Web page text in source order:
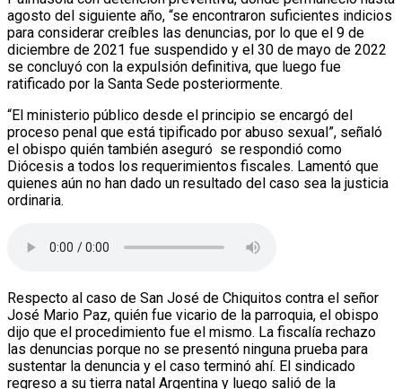
agosto del siguiente año, “se encontraron suficientes indicios
para considerar creíbles las denuncias, por lo que el 9 de
diciembre de 2021 fue suspendido y el 30 de mayo de 2022
se concluyó con la expulsión definitiva, que luego fue
ratificado por la Santa Sede posteriormente.
“El ministerio público desde el principio se encargó del
proceso penal que está tipificado por abuso sexual”, señaló
el obispo quién también aseguró se respondió como
Diócesis a todos los requerimientos fiscales. Lamentó que
quienes aún no han dado un resultado del caso sea la justicia
ordinaria.
Respecto al caso de San José de Chiquitos contra el señor
José Mario Paz, quién fue vicario de la parroquia, el obispo
dijo que el procedimiento fue el mismo. La fiscalía rechazo
las denuncias porque no se presentó ninguna prueba para
sustentar la denuncia y el caso terminó ahí. El sindicado
regreso a su tierra natal Argentina y luego salió de la